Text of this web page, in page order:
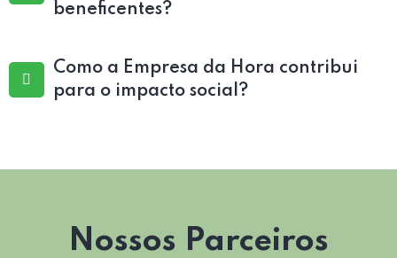
beneficentes?
Como a Empresa da Hora contribui
para o impacto social?
Nossos Parceiros